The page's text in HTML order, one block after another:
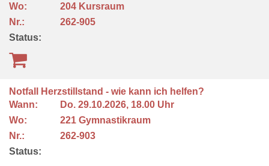
Wo:
204 Kursraum
Nr.:
262-905
Status:
Notfall Herzstillstand - wie kann ich helfen?
Wann:
Do. 29.10.2026, 18.00 Uhr
Wo:
221 Gymnastikraum
Nr.:
262-903
Status: